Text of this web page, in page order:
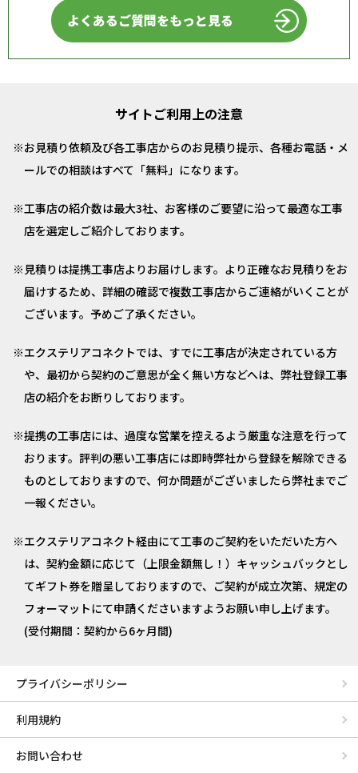
よくあるご質問をもっと見る
サイトご利用上の注意
お見積り依頼及び各工事店からのお見積り提示、各種お電話・メ
ールでの相談はすべて「無料」になります。
工事店の紹介数は最大3社、お客様のご要望に沿って最適な工事
店を選定しご紹介しております。
見積りは提携工事店よりお届けします。より正確なお見積りをお
届けするため、詳細の確認で複数工事店からご連絡がいくことが
ございます。予めご了承ください。
エクステリアコネクトでは、すでに工事店が決定されている方
や、最初から契約のご意思が全く無い方などへは、弊社登録工事
店の紹介をお断りしております。
提携の工事店には、過度な営業を控えるよう厳重な注意を行って
おります。評判の悪い工事店には即時弊社から登録を解除できる
ものとしておりますので、何か問題がございましたら弊社までご
一報ください。
エクステリアコネクト経由にて工事のご契約をいただいた方へ
は、契約金額に応じて（上限金額無し！）キャッシュバックとし
てギフト券を贈呈しておりますので、ご契約が成立次第、規定の
フォーマットにて申請くださいますようお願い申し上げます。
(受付期間：契約から6ヶ月間)
プライバシーポリシー
利用規約
お問い合わせ